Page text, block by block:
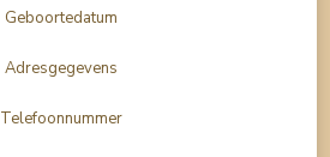
Geboortedatum
Adresgegevens
Telefoonnummer